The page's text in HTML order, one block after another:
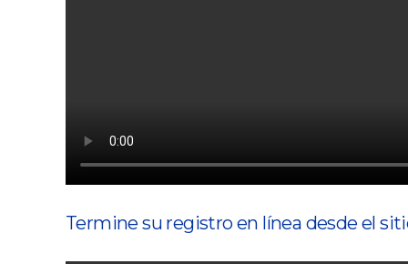
Termine su registro en línea desde el